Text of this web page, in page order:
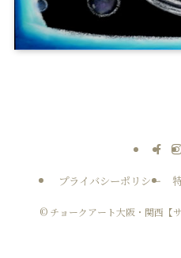
プライバシーポリシー
© チョークアート大阪・関西【